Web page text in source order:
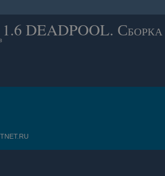
DEADPOOL. Сборка